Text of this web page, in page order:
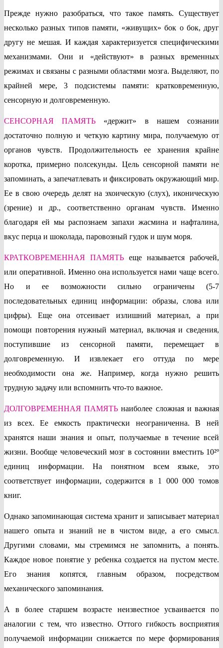
Прежде нужно разобраться, что такое память. Существует
несколько разных типов памяти, «живущих» бок о бок, друг
другу не мешая. И каждая характеризуется специфическими
механизмами. Они и «действуют» в разных временных
режимах и связаны с разными областями мозга. Выделяют, по
крайней мере, 3 подсистемы памяти: кратковременную,
сенсорную и долговременную.
СЕНСОРНАЯ ПАМЯТЬ «держит» в нашем сознании
достаточно полную и четкую картину мира, получаемую от
органов чувств. Продолжительность ее хранения крайне
коротка, примерно полсекунды. Цель сенсорной памяти не
запоминать, а запечатлевать и фиксировать окружающий мир.
Ее в свою очередь делят на эхоическую (слух), иконическую
(зрение) и др., соответственно органам чувств. Именно
благодаря ей мы распознаем запахи жасмина и нафталина,
вкус перца и шоколада, паровозный гудок и шум моря.
КРАТКОВРЕМЕННАЯ ПАМЯТЬ еще называется рабочей,
или оперативной. Именно она используется нами чаще всего.
Но и ее возможности сильно ограничены (5-7
последовательных единиц информации: образы, слова или
цифры). Еще она отсеивает излишний материал, а при
помощи повторения нужный материал, включая и сведения,
поступившие из сенсорной памяти, перемещает в
долговременную. И извлекает его оттуда по мере
необходимости она же. Например, когда нужно решить
трудную задачу или вспомнить что-то важное.
ДОЛГОВРЕМЕННАЯ ПАМЯТЬ наиболее сложная и важная
из всех. Ее емкость практически неограниченна. В ней
хранятся наши знания и опыт, получаемые в течение всей
жизни. Вообще человеческий мозг в состоянии вместить 10²º
единиц информации. На понятном всем языке, это
соответствует информации, содержится в 1 000 000 томов
книг.
Однако запоминающая система хранит и записывает материал
нашего опыта и знаний не в чистом виде, а его смысл.
Другими словами, мы стремимся не запомнить, а понять.
Каждое новое понятие у ребенка создается на пустом месте.
Его знания копятся, главным образом, посредством
механического запоминания.
А в более старшем возрасте неизвестное усваивается по
аналогии с тем, что известно. Оттого гибкость восприятия
получаемой информации снижается по мере формирования